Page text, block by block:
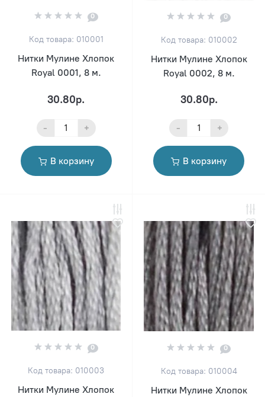
0
Код товара: 010001
Нитки Мулине Хлопок
Royal 0001, 8 м.
30.80р.
- +
В корзину
0
Код товара: 010002
Нитки Мулине Хлопок
Royal 0002, 8 м.
30.80р.
- +
В корзину
0
Код товара: 010003
Нитки Мулине Хлопок
0
Код товара: 010004
Нитки Мулине Хлопок